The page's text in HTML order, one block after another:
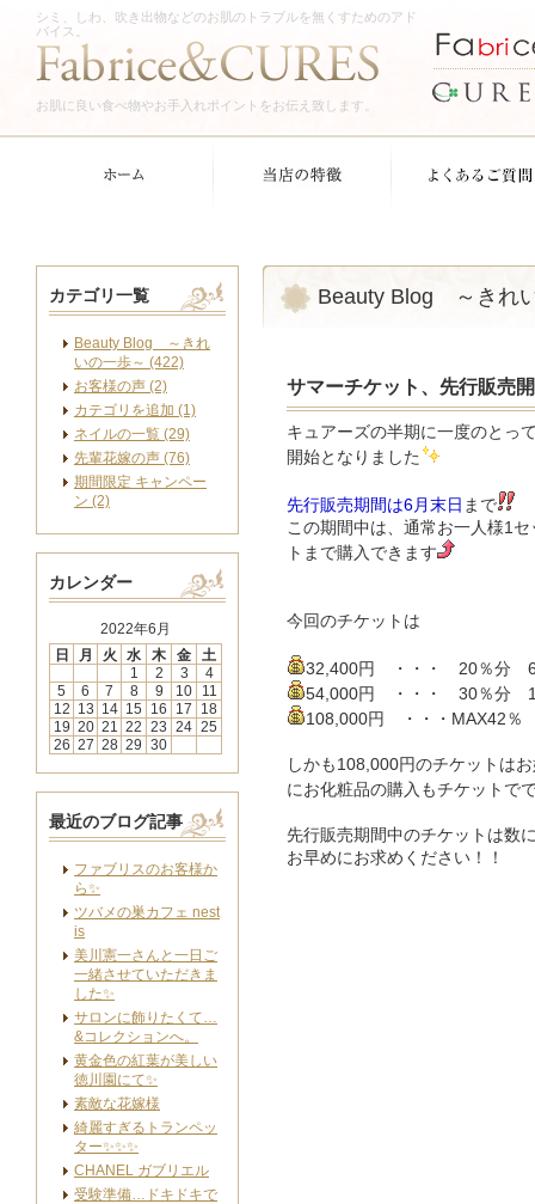
シミ、しわ、吹き出物などのお肌のトラブルを無くすためのアド
バイス。
お肌に良い食べ物やお手入れポイントをお伝え致します。
Beauty Blog ～きれ
サマーチケット、先行販売
キュアーズの半期に一度のとっ
開始となりました
先行販売期間は6月末日 まで
この期間中は、通常お一人様1
トまで購入できます
今回のチケットは
32,400円 ・・・ 20％分
54,000円 ・・・ 30％分
108,000円 ・・・MAX42％
しかも108,000円のチケットは
にお化粧品の購入もチケットで
先行販売期間中のチケットは数
お早めにお求めください！！
カテゴリ一覧
Beauty Blog ～きれ
いの一歩～ (422)
お客様の声 (2)
カテゴリを追加 (1)
ネイルの一覧 (29)
先輩花嫁の声 (76)
期間限定 キャンペー
ン (2)
カレンダー
2022年6月
日
月 火 水 木 金
土
1
2 3
4
5
6 7 8 9 10
11
12 13 14 15 16 17
18
19 20 21 22 23 24 25
26 27 28 29 30
最近のブログ記事
ファブリスのお客様か
ら✨
ツバメの巣カフェ nest
is
美川憲一さんと一日ご
一緒させていただきま
した✨
サロンに飾りたくて…
&コレクションへ。
黄金色の紅葉が美しい
徳川園にて✨
素敵な花嫁様
綺麗すぎるトランペッ
ター✨✨✨
CHANEL ガブリエル
受験準備…ドキドキで